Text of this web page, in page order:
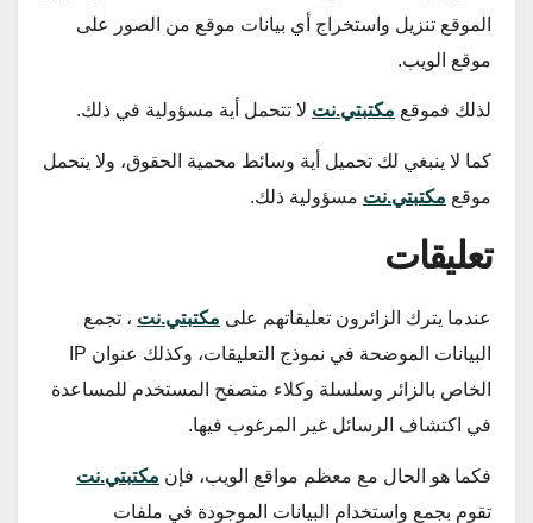
الموقع تنزيل واستخراج أي بيانات موقع من الصور على
موقع الويب.
لذلك فموقع مكتبتي.نت لا تتحمل أية مسؤولية في ذلك.
كما لا ينبغي لك تحميل أية وسائط محمية الحقوق، ولا يتحمل
موقع مكتبتي.نت مسؤولية ذلك.
تعليقات
عندما يترك الزائرون تعليقاتهم على مكتبتي.نت ، تجمع
البيانات الموضحة في نموذج التعليقات، وكذلك عنوان IP
الخاص بالزائر وسلسلة وكلاء متصفح المستخدم للمساعدة
في اكتشاف الرسائل غير المرغوب فيها.
فكما هو الحال مع معظم مواقع الويب، فإن مكتبتي.نت
تقوم بجمع واستخدام البيانات الموجودة في ملفات